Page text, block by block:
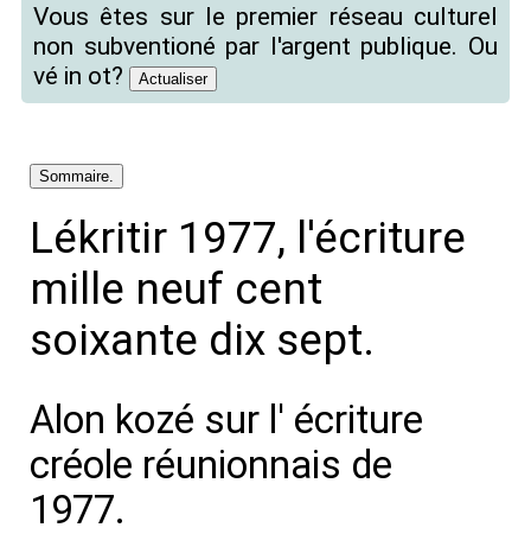
Vous êtes sur le premier réseau culturel
non subventioné par l'argent publique. Ou
vé in ot?
Sommaire.
Lékritir 1977, l'écriture
mille neuf cent
soixante dix sept.
Alon kozé sur l' écriture
créole réunionnais de
1977.